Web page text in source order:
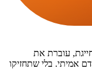
עוברת את
אמיתי. בלי שתחזיקו